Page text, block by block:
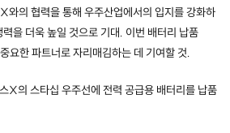
와의 협력을 통해 우주산업에서의 입지를 강화하
을 더욱 높일 것으로 기대. 이번 배터리 납품
요한 파트너로 자리매김하는 데 기여할 것.
X의 스타십 우주선에 전력 공급용 배터리를 납품